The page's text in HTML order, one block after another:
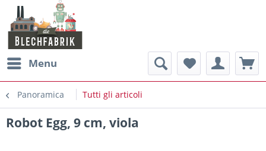
Menu
Panoramica Tutti gli articoli
Robot Egg, 9 cm, viola